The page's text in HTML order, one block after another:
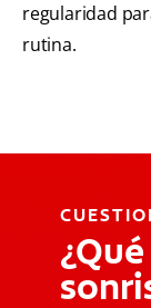
regularidad
rutina.